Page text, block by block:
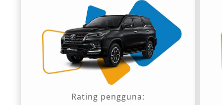
Rating pengguna: